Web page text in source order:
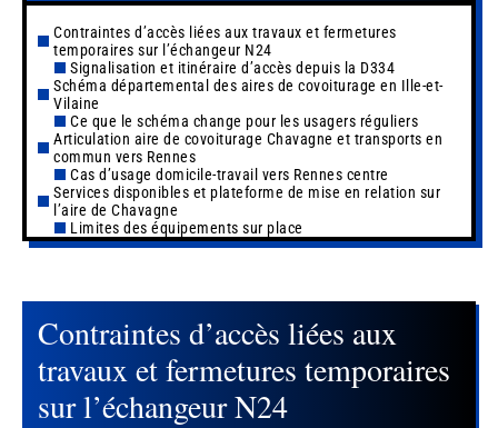
Contraintes d’accès liées aux travaux et fermetures
temporaires sur l’échangeur N24
Signalisation et itinéraire d’accès depuis la D334
Schéma départemental des aires de covoiturage en Ille-et-
Vilaine
Ce que le schéma change pour les usagers réguliers
Articulation aire de covoiturage Chavagne et transports en
commun vers Rennes
Cas d’usage domicile-travail vers Rennes centre
Services disponibles et plateforme de mise en relation sur
l’aire de Chavagne
Limites des équipements sur place
Contraintes d’accès liées aux
travaux et fermetures temporaires
sur l’échangeur N24